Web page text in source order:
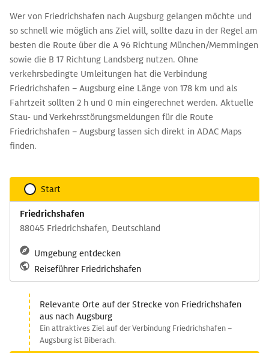
Wer von Friedrichshafen nach Augsburg gelangen möchte und
so schnell wie möglich ans Ziel will, sollte dazu in der Regel am
besten die Route über die A 96 Richtung München/Memmingen
sowie die B 17 Richtung Landsberg nutzen. Ohne
verkehrsbedingte Umleitungen hat die Verbindung
Friedrichshafen – Augsburg eine Länge von 178 km und als
Fahrtzeit sollten 2 h und 0 min eingerechnet werden. Aktuelle
Stau- und Verkehrsstörungsmeldungen für die Route
Friedrichshafen – Augsburg lassen sich direkt in ADAC Maps
finden.
Start
Friedrichshafen
88045 Friedrichshafen, Deutschland
Umgebung entdecken
Reiseführer Friedrichshafen
Relevante Orte auf der Strecke von Friedrichshafen
aus nach Augsburg
Ein attraktives Ziel auf der Verbindung Friedrichshafen –
Augsburg ist Biberach.